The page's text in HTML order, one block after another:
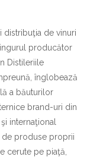
distribuţia de vinuri
producător
Distileriile
înglobează
a băuturilor
brand-uri din
internaţional
de produse proprii
cerute pe piaţă,